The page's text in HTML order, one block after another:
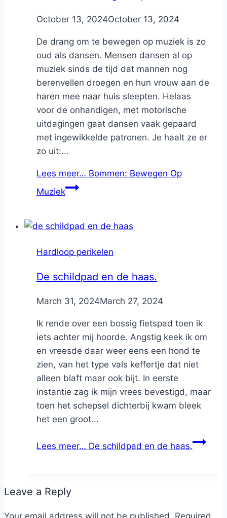
ByNicole
October 13, 2024October 13, 2024
De drang om te bewegen op muziek is zo
oud als dansen. Mensen dansen al op
muziek sinds de tijd dat mannen nog
berenvellen droegen en hun vrouw aan de
haren mee naar huis sleepten. Helaas
voor de onhandigen, met motorische
uitdagingen gaat dansen vaak gepaard
met ingewikkelde patronen. Je haalt ze er
zo uit:...
Lees meer… Bommen: Bewegen Op
Muziek
Hardloop perikelen
De schildpad en de haas.
ByNicole
March 31, 2024March 27, 2024
Ik rende over een bossig fietspad toen ik
iets achter mij hoorde. Angstig keek ik om
en vreesde daar weer eens een hond te
zien, van het type vals keffertje dat niet
alleen blaft maar ook bijt. In eerste
instantie zag ik mijn vrees bevestigd, maar
toen het schepsel dichterbij kwam bleek
het een groot...
Lees meer… De schildpad en de haas.
Leave a Reply
Your email address will not be published. Required